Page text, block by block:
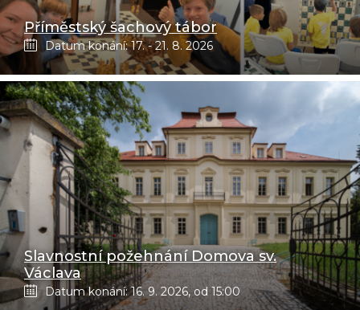
Příměstský šachový tábor
Datum konání: 17. - 21. 8. 2026
Slavnostní požehnání Domova sv.
Václava
Datum konání: 16. 9. 2026, od 15:00